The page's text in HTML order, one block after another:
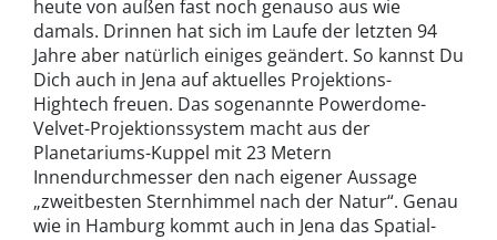
heute von außen fast noch genauso aus wie
damals. Drinnen hat sich im Laufe der letzten 94
Jahre aber natürlich einiges geändert. So kannst Du
Dich auch in Jena auf aktuelles Projektions-
Hightech freuen. Das sogenannte Powerdome-
Velvet-Projektionssystem macht aus der
Planetariums-Kuppel mit 23 Metern
Innendurchmesser den nach eigener Aussage
„zweitbesten Sternhimmel nach der Natur“. Genau
wie in Hamburg kommt auch in Jena das Spatial-